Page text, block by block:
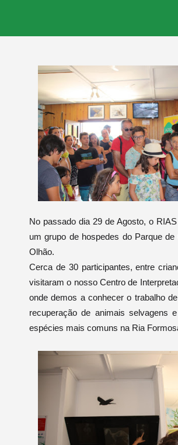
No passado dia 29 de Agosto, o
um grupo de hospedes do Parque
Olhão.
Cerca de 30 participantes, entre
visitaram o nosso Centro de
onde demos a conhecer o trabalho
recuperação de animais selvagens
espécies mais comuns na Ria